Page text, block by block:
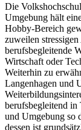
Die
Umgebung hält
Hobby-Bereich
zuweilen
berufsbegleitende
Wirtschaft oder
Weiterhin zu
Langenhagen und
berufsbegleitend in
und Umgebung so
dessen ist